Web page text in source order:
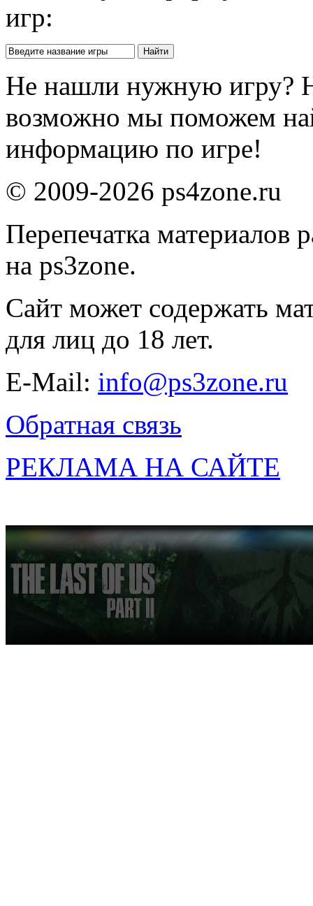
игр:
Не нашли нужную игру?
возможно мы поможем
информацию по игре!
© 2009-2026 ps4zone.ru
Перепечатка материалов
на ps3zone.
Сайт может содержать
для лиц до 18 лет.
E-Mail: info@ps3zone.ru
Обратная связь
РЕКЛАМА НА САЙТЕ